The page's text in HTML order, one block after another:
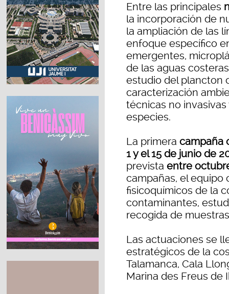
Entre las principales
la incorporación de
la ampliación de las
enfoque específico
emergentes,
de las aguas
estudio del plancton
caracterización
técnicas no
especies.
La primera campaña
1 y el 15 de junio de
prevista entre
campañas, el equipo
fisicoquímicos de la
contaminantes,
recogida de
Las actuaciones se
estratégicos de la
Talamanca, Cala
Marina des Freus de